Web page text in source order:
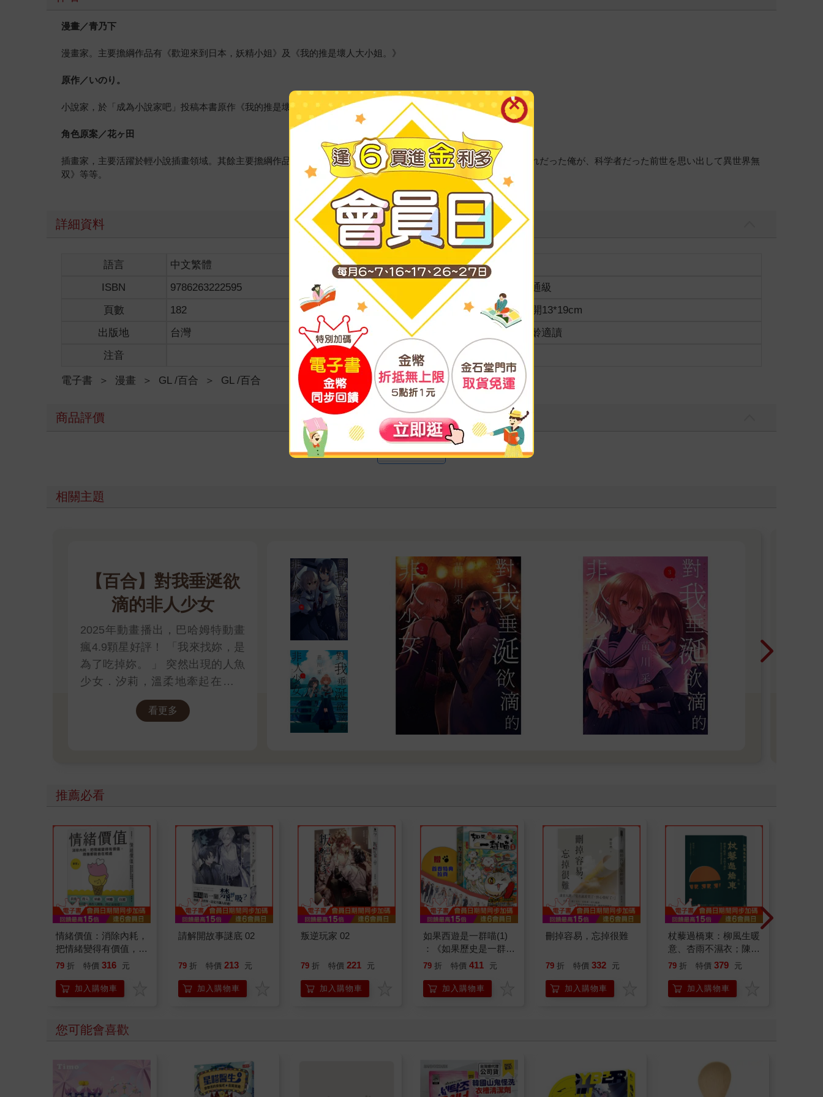
漫畫／青乃下
漫畫家。主要擔綱作品有《歡迎來到日本，妖精小姐》及《我的推是壞人大小姐。》
原作／いのり。
小說家，於「成為小說家吧」投稿本書原作《我的推是壞人大小姐。》，大受好評。
角色原案／花ヶ田
插畫家，主要活躍於輕小說插畫領域。其餘主要擔綱作品有《創成魔法の再現者》、《16年間魔法が使えず落ちこぼれだった俺が、科学者だった前世を思い出して異世界無
双》等等。
詳細資料
語言 中文繁體
裝訂
ISBN
9786263222595 分級
普通級
頁數
182 商品規格
32開13*19cm
出版地
台灣
全齡適讀
注音
級別
電子書 ＞ 漫畫 ＞ GL /百合 ＞ GL /百合
商品評價
寫評價
相關主題
【百合】對我垂涎欲
滴的非人少女
2025年動畫播出，巴哈姆特動畫
瘋4.9顆星好評！ 「我來找妳，是
為了吃掉妳。 」 突然出現的人魚
少女．汐莉，溫柔地牽起在靠海
城鎮獨居的女高中生．比名子的
手，對她這麼說。
看更多
推薦必看
情緒價值：消除內耗，
把情緒變得有價值，跟
誰都能自在相處
79 折 特價 316 元
加入購物車
請解開故事謎底 02
79 折 特價 213 元
加入購物車
叛逆玩家 02
79 折 特價 221 元
加入購物車
如果西遊是一群喵(1)
：《如果歷史是一群
喵》作者最新力作，附
79 折 特價 411 元
加入購物車
刪掉容易，忘掉很難
79 折 特價 332 元
加入購物車
杖藜過橋東：柳風生暖
意、杏雨不濕衣；陳亮
恭談以心轉境的適齡漫
79 折 特價 379 元
加入購物車
您可能會喜歡